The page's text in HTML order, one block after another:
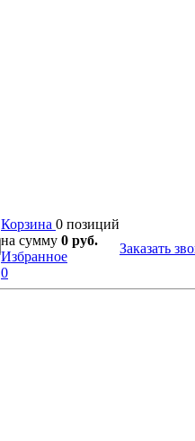
Корзина 0 позиций
на сумму 0 руб.
Избранное
0
Заказать